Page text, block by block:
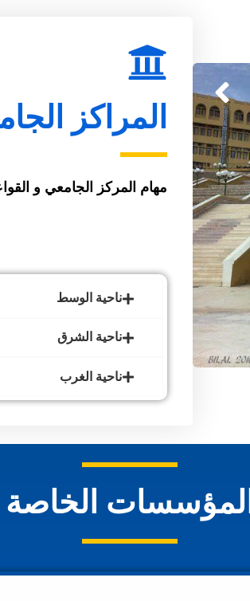
المراكز
مهام المركز الجامعي و
ناحية الوسط
ناحية الشرق
ناحية الغرب
المؤسسات الخاصة